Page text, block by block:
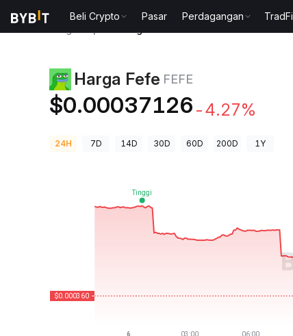
Beli Crypto Pasar Perdagangan TradFi
Harga Fefe FEFE
$0.00037126 -4.27%
24H 7D 14D 30D 60D 200D 1Y